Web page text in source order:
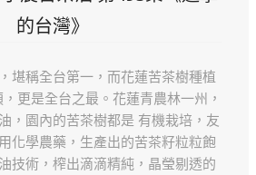
的台灣》
堪稱全台第一，而花蓮苦茶樹種植
更是全台之最。花蓮青農林一州，
，園內的苦茶樹都是 有機栽培，友
化學農藥，生產出的苦茶籽粒粒飽
技術，榨出滴滴精純，晶瑩剔透的